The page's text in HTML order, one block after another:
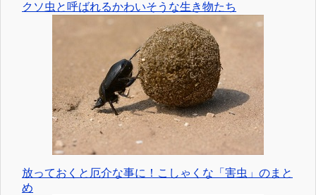
クソ虫と呼ばれるかわいそうな生き物たち
放っておくと厄介な事に！こしゃくな「害虫」のまと
め